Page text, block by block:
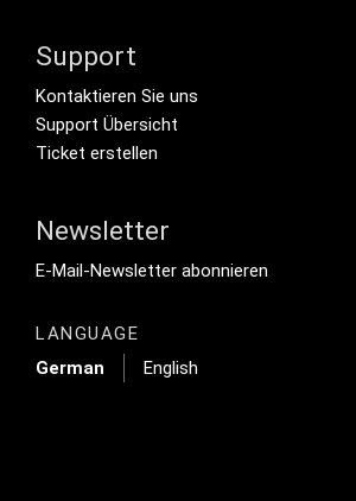
Support
Footer Secondary Menu
Kontaktieren Sie uns
Support Übersicht
Ticket erstellen
Newsletter
Footer Tertiary
E-Mail-Newsletter abonnieren
LANGUAGE
German
English